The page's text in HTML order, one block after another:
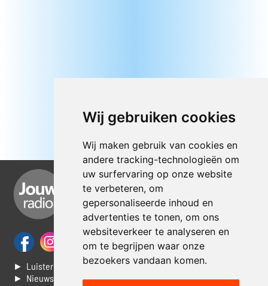
Wij gebruiken cookies
Wij maken gebruik van cookies en
andere tracking-technologieën om
uw surfervaring op onze website
te verbeteren, om
gepersonaliseerde inhoud en
advertenties te tonen, om ons
websiteverkeer te analyseren en
om te begrijpen waar onze
bezoekers vandaan komen.
► Luisteren naar Jouwradio
► Nieuws